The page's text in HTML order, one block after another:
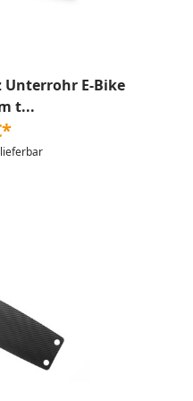
Unterrohr E-Bike
t...